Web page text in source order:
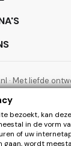
· Met liefde
bezoekt, kan
in de vorm
of uw
gaan, wordt